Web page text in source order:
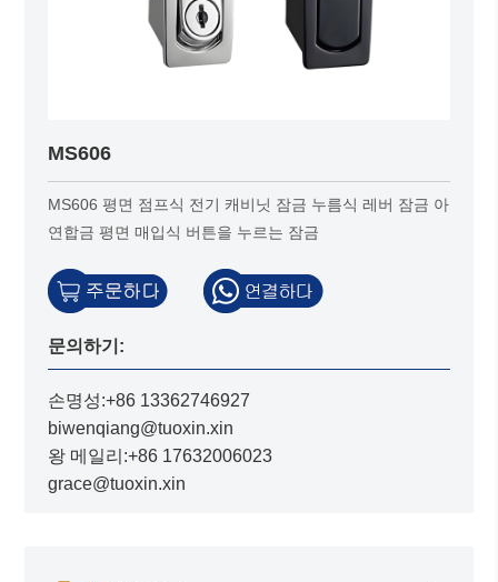
MS606
MS606 평면 점프식 전기 캐비닛 잠금 누름식 레버 잠금 아
연합금 평면 매입식 버튼을 누르는 잠금
문의하기:
손명성:+86 13362746927
biwenqiang@tuoxin.xin
왕 메일리:+86 17632006023
grace@tuoxin.xin